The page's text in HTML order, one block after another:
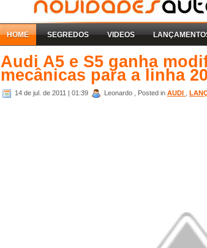
HOME SEGREDOS VIDEOS
Audi A5 e S5 ganha
mecânicas para a linha
14 de jul. de 2011 | 01:39 Leonardo , Posted in AUDI